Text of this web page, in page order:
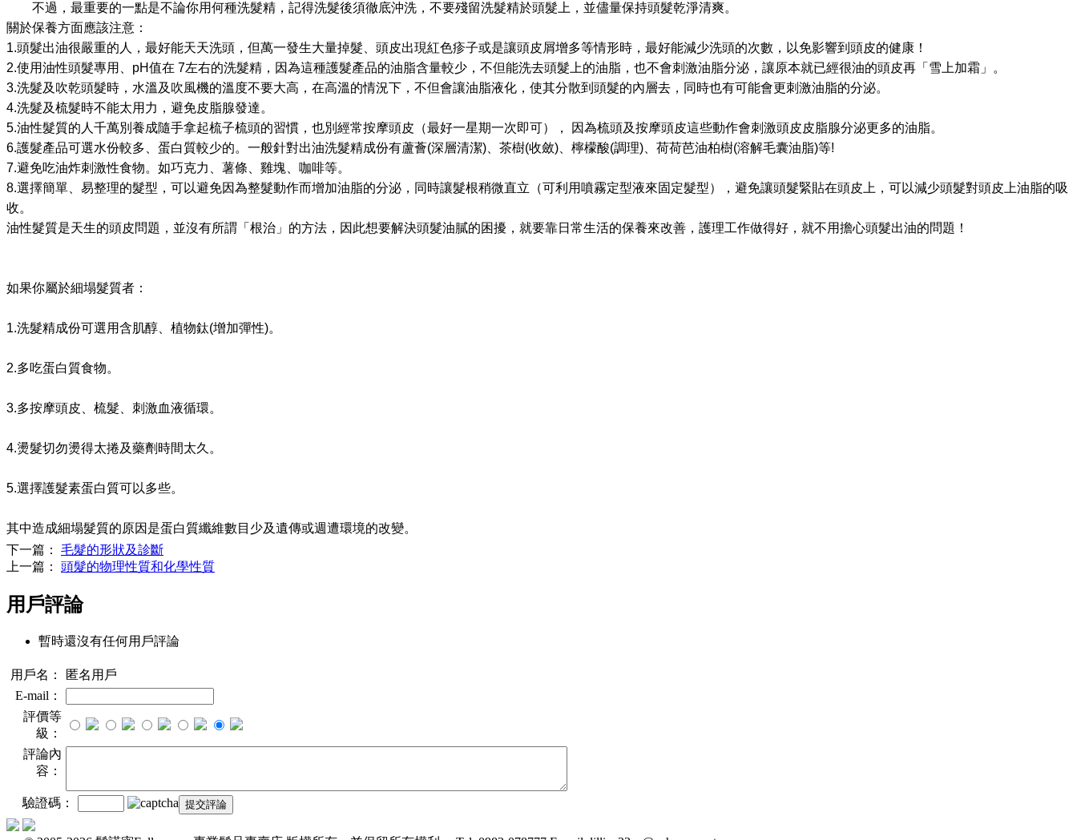
不過，最重要的一點是不論你用何種洗髮精，記得洗髮後須徹底沖洗，不要殘留洗髮精於頭髮上，並儘量保持頭髮乾淨清爽。
關於保養方面應該注意：
1.頭髮出油很嚴重的人，最好能天天洗頭，但萬一發生大量掉髮、頭皮出現紅色疹子或是讓頭皮屑增多等情形時，最好能減少洗頭的次數，以免影響到頭皮的健康！
2.使用油性頭髮專用、 pH值在 7左右的洗髮精，因為這種護髮產品的油脂含量較少，不但能洗去頭髮上的油脂，也不會刺激油脂分泌，讓原本就已經很油的頭皮再「雪上加霜」。
3.洗髮及吹乾頭髮時，水溫及吹風機的溫度不要大高，在高溫的情況下，不但會讓油脂液化，使其分散到頭髮的內層去，同時也有可能會更刺激油脂的分泌。
4.洗髮及梳髮時不能太用力，避免皮脂腺發達。
5.油性髮質的人千萬別養成隨手拿起梳子梳頭的習慣，也別經常按摩頭皮（最好一星期一次即可），
因為梳頭及按摩頭皮這些動作會刺激頭皮皮脂腺分泌更多的油脂。
6.護髮產品可選水份較多、蛋白質較少的。一般針對出油洗髮精成份有蘆薈(深層清潔) 、茶樹(收斂) 、檸檬酸(調理) 、荷荷芭油柏樹(溶解毛囊油脂)等!
7.避免吃油炸刺激性食物。如巧克力、薯條、雞塊、咖啡等。
8.選擇簡單、易整理的髮型，可以避免因為整髮動作而增加油脂的分泌，同時讓髮根稍微直立（可利用噴霧定型液來固定髮型），避免讓頭髮緊貼在頭皮上，可以減少頭髮對頭皮上油脂的吸
收。
油性髮質是天生的頭皮問題，並沒有所謂「根治」的方法，因此想要解決頭髮油膩的困擾，就要靠日常生活的保養來改善，護理工作做得好，就不用擔心頭髮出油的問題！
如果你屬於細塌髮質者：
1.洗髮精成份可選用含肌醇、植物鈦(增加彈性)。
2.多吃蛋白質食物。
3.多按摩頭皮、梳髮、刺激血液循環。
4.燙髮切勿燙得太捲及藥劑時間太久。
5.選擇護髮素蛋白質可以多些。
其中造成細塌髮質的原因是蛋白質纖維數目少及遺傳或週遭環境的改變。
下一篇： 毛髮的形狀及診斷
上一篇： 頭髮的物理性質和化學性質
用戶評論
暫時還沒有任何用戶評論
用戶名：
匿名用戶
E-mail：
評價等
級：
評論內
容：
驗證碼：